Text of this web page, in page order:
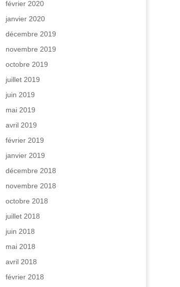
février 2020
janvier 2020
décembre 2019
novembre 2019
octobre 2019
juillet 2019
juin 2019
mai 2019
avril 2019
février 2019
janvier 2019
décembre 2018
novembre 2018
octobre 2018
juillet 2018
juin 2018
mai 2018
avril 2018
février 2018